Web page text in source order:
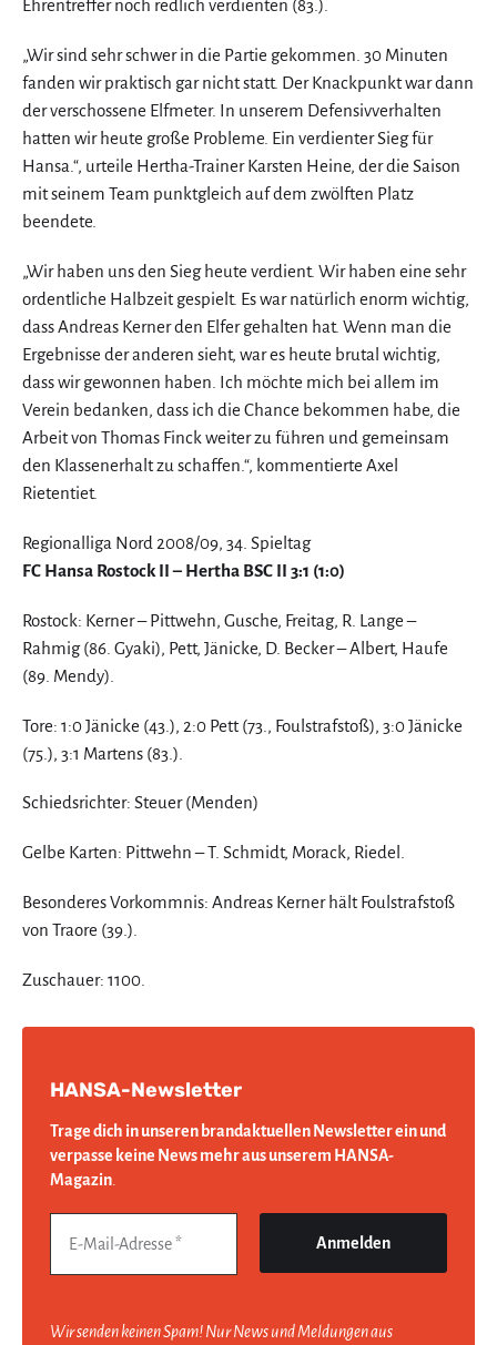
Ehrentreffer noch redlich verdienten (83.).
„Wir sind sehr schwer in die Partie gekommen. 30 Minuten
fanden wir praktisch gar nicht statt. Der Knackpunkt war dann
der verschossene Elfmeter. In unserem Defensivverhalten
hatten wir heute große Probleme. Ein verdienter Sieg für
Hansa.“, urteile Hertha-Trainer Karsten Heine, der die Saison
mit seinem Team punktgleich auf dem zwölften Platz
beendete.
„Wir haben uns den Sieg heute verdient. Wir haben eine sehr
ordentliche Halbzeit gespielt. Es war natürlich enorm wichtig,
dass Andreas Kerner den Elfer gehalten hat. Wenn man die
Ergebnisse der anderen sieht, war es heute brutal wichtig,
dass wir gewonnen haben. Ich möchte mich bei allem im
Verein bedanken, dass ich die Chance bekommen habe, die
Arbeit von Thomas Finck weiter zu führen und gemeinsam
den Klassenerhalt zu schaffen.“, kommentierte Axel
Rietentiet.
Regionalliga Nord 2008/09, 34. Spieltag
FC Hansa Rostock II – Hertha BSC II 3:1 (1:0)
Rostock: Kerner – Pittwehn, Gusche, Freitag, R. Lange –
Rahmig (86. Gyaki), Pett, Jänicke, D. Becker – Albert, Haufe
(89. Mendy).
Tore: 1:0 Jänicke (43.), 2:0 Pett (73., Foulstrafstoß), 3:0 Jänicke
(75.), 3:1 Martens (83.).
Schiedsrichter: Steuer (Menden)
Gelbe Karten: Pittwehn – T. Schmidt, Morack, Riedel.
Besonderes Vorkommnis: Andreas Kerner hält Foulstrafstoß
von Traore (39.).
Zuschauer: 1100.
HANSA-Newsletter
Trage dich in unseren brandaktuellen Newsletter ein und
verpasse keine News mehr aus unserem HANSA-
Magazin
Wir senden keinen Spam! Nur News und Meldungen aus